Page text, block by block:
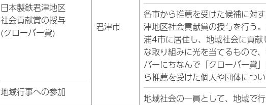
日本製鉄君津地区
社会貢献賞の授与
(クローバー賞)
地域行事への参加
君津市
各市から推薦を受けた候補に対
津地区社会貢献賞の授与を行う
浦4市に居住し、地域社会に貢
な取り組みに光を当てるもので
バーにちなんで「クローバー賞
ら推薦を受けた個人や団体につ
地域社会の一員として、地域で